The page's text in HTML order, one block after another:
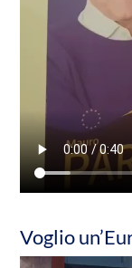
Voglio